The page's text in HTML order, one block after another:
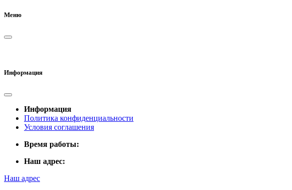
Меню
Информация
Информация
Политика конфиденциальности
Условия соглашения
Время работы:
Наш адрес:
Наш адрес